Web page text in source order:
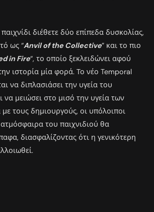
διέθετε δύο επίπεδα δυσκολίας,
ως “Anvil of the Collective” και το πιο
in Fire“, το οποίο ξεκλειδώνει αφού
ιστορία μία φορά. Το νέο Temporal
να διπλασιάσει την υγεία του
να μειώσει στο μισό την υγεία των
τους δημιουργούς, οι υπόλοιποι
του παιχνιδιού θα
διασφαλίζοντας ότι η γενικότερη